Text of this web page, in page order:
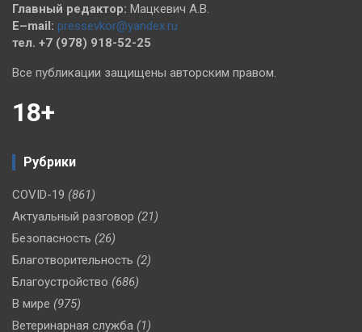
Главный редактор: Мацкевич А.В.
E–mail: pressevkor@yandex.ru
тел. +7 (978) 918-52-25
Все публикации защищены авторским правом.
18+
Рубрики
COVID-19 (861)
Актуальный разговор (21)
Безопасность (26)
Благотворительность (2)
Благоустройство (686)
В мире (975)
Ветеринарная служба (1)